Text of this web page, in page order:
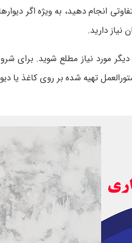
انجام دهید، به ویژه اگر
دارید.
مورد نیاز مطلع شوید. برای
تهیه شده بر روی کاغذ یا